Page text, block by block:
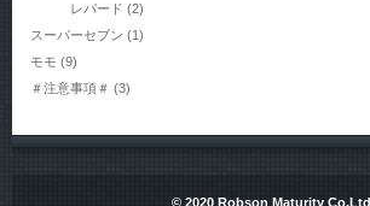
レパード (2)
スーパーセブン (1)
モモ (9)
＃注意事項＃ (3)
© 2020 Robson Maturity Co.Ltd